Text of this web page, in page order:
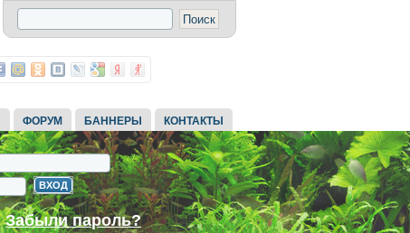
ФОРУМ БАННЕРЫ КОНТАКТЫ
Забыли пароль?